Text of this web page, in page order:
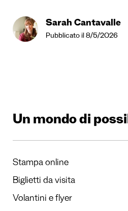
Sarah Cantavalle
Pubblicato il 8/5/2026
Un mondo di
Stampa online
Biglietti da visita
Volantini e flyer